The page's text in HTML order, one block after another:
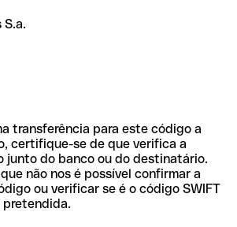
S.a.
transferência para este código a
certifique-se de que verifica a
junto do banco ou do destinatário.
não nos é possível confirmar a
ou verificar se é o código SWIFT
pretendida.